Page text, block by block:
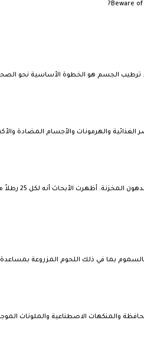
Beware of
ترطيب الجسم هو الخطوة الأساسية نحو
والهرمونات والأجسام المضادة
نظرًا لأنه خالٍ من
والمنكهات الاصطناعية والملونات